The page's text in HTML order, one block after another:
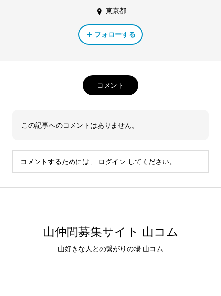
東京都
フォローする
コメント
この記事へのコメントはありません。
コメントするためには、 ログイン してください。
山仲間募集サイト 山コム
山好きな人との繋がりの場 山コム